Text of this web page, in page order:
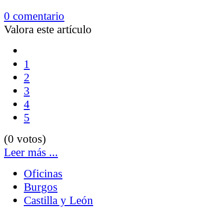
0 comentario
Valora este artículo
1
2
3
4
5
(0 votos)
Leer más ...
Oficinas
Burgos
Castilla y León